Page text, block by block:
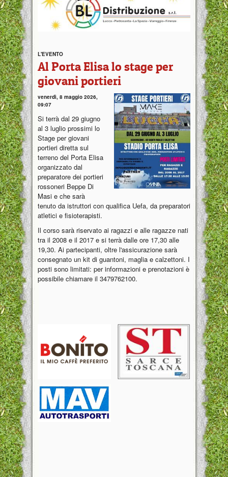
L'EVENTO
Al Porta Elisa lo stage per
giovani portieri
venerdì, 8 maggio 2026,
09:07
Si terrà dal 29 giugno
al 3 luglio prossimi lo
Stage per giovani
portieri diretta sul
terreno del Porta Elisa
organizzato dal
preparatore dei portieri
rossoneri Beppe Di
Masi e che sarà
tenuto da istruttori con qualifica Uefa, da preparatori
atletici e fisioterapisti.
Il corso sarà riservato ai ragazzi e alle ragazze nati
tra il 2008 e il 2017 e si terrà dalle ore 17,30 alle
19,30. Ai partecipanti, oltre l'assicurazione sarà
consegnato un kit di guantoni, maglia e calzettoni. I
posti sono limitati: per informazioni e prenotazioni è
possibile chiamare il 3479762100.